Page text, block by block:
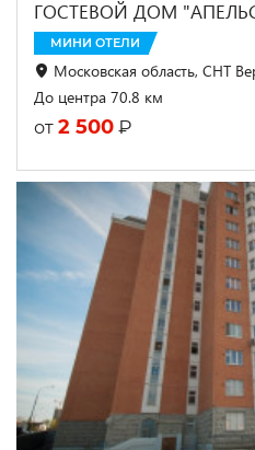
ГОСТЕВОЙ ДОМ
МИНИ ОТЕЛИ
Московская область, СНТ
До центра 70.8 км
от 2 500 ₽